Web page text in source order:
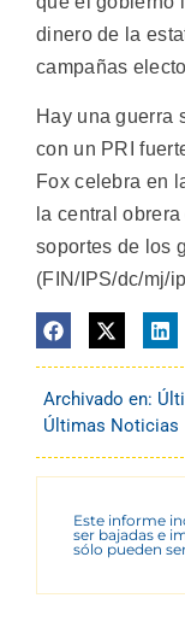
dinero de la
campañas
Hay una guerra
con un PRI
Fox celebra en
la central
soportes de los
(FIN/IPS/dc/mj/
Archivado en:
Últimas Noticias
Este informe
ser bajadas e
sólo pueden